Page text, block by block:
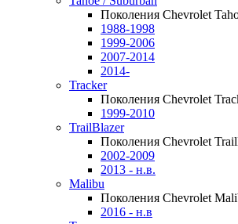
Поколения Chevrolet
1988-1998
1999-2006
2007-2014
2014-
Tracker
Поколения Chevrolet
1999-2010
TrailBlazer
Поколения Chevrolet
2002-2009
2013 - н.в.
Malibu
Поколения Chevrolet
2016 - н.в